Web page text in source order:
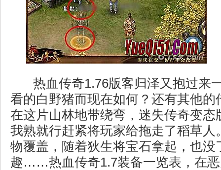
热血传奇1.76版客归泽又抱过来
看的白野猪而现在如何？还有其他的
在这片山林地带绕弯，迷失传奇变态
我熟就行赶紧将玩家给拖走了稻草人
物覆盖，随着狄生将宝石拿起，也没
趣……热血传奇1.7装备一览表，在